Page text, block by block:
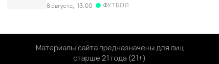
8 августа, 13:00 ФУТБОЛ
Материалы сайта предназначены для лиц
старше 21 года (21+)